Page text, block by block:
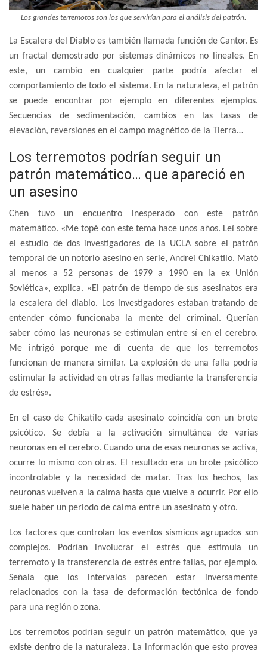
Los grandes terremotos son los que servirían para el análisis del patrón.
La Escalera del Diablo es también llamada función de Cantor. Es
un fractal demostrado por sistemas dinámicos no lineales. En
este, un cambio en cualquier parte podría afectar el
comportamiento de todo el sistema. En la naturaleza, el patrón
se puede encontrar por ejemplo en diferentes ejemplos.
Secuencias de sedimentación, cambios en las tasas de
elevación, reversiones en el campo magnético de la Tierra…
Los terremotos podrían seguir un
patrón matemático… que apareció en
un asesino
Chen tuvo un encuentro inesperado con este patrón
matemático. «Me topé con este tema hace unos años. Leí sobre
el estudio de dos investigadores de la UCLA sobre el patrón
temporal de un notorio asesino en serie, Andrei Chikatilo. Mató
al menos a 52 personas de 1979 a 1990 en la ex Unión
Soviética», explica. «El patrón de tiempo de sus asesinatos era
la escalera del diablo. Los investigadores estaban tratando de
entender cómo funcionaba la mente del criminal. Querían
saber cómo las neuronas se estimulan entre sí en el cerebro.
Me intrigó porque me di cuenta de que los terremotos
funcionan de manera similar. La explosión de una falla podría
estimular la actividad en otras fallas mediante la transferencia
de estrés».
En el caso de Chikatilo cada asesinato coincidía con un brote
psicótico. Se debía a la activación simultánea de varias
neuronas en el cerebro. Cuando una de esas neuronas se activa,
ocurre lo mismo con otras. El resultado era un brote psicótico
incontrolable y la necesidad de matar. Tras los hechos, las
neuronas vuelven a la calma hasta que vuelve a ocurrir. Por ello
suele haber un periodo de calma entre un asesinato y otro.
Los factores que controlan los eventos sísmicos agrupados son
complejos. Podrían involucrar el estrés que estimula un
terremoto y la transferencia de estrés entre fallas, por ejemplo.
Señala que los intervalos parecen estar inversamente
relacionados con la tasa de deformación tectónica de fondo
para una región o zona.
Los terremotos podrían seguir un patrón matemático, que ya
existe dentro de la naturaleza. La información que esto provea